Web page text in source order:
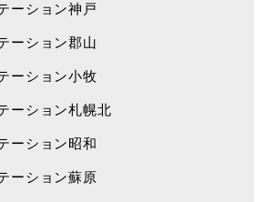
ーション神戸
ーション郡山
ーション小牧
ーション札幌北
ーション昭和
ーション蘇原